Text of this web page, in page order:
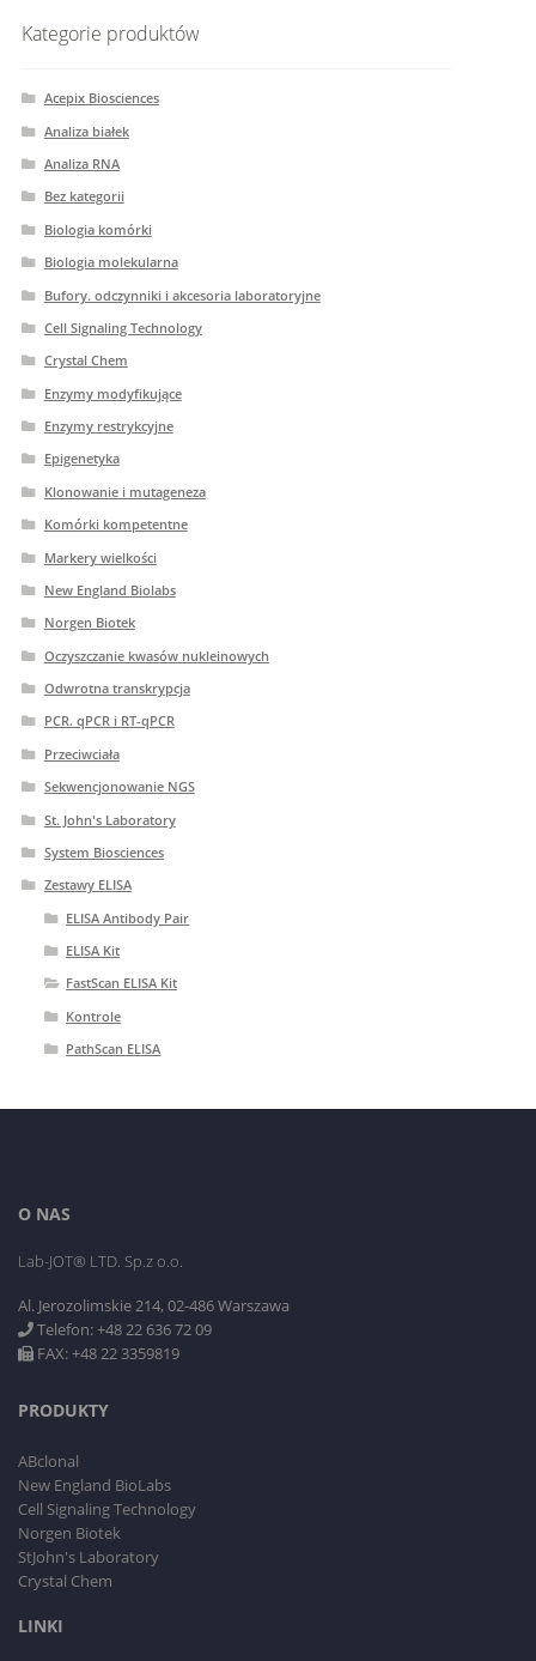
Kategorie produktów
Acepix Biosciences
Analiza białek
Analiza RNA
Bez kategorii
Biologia komórki
Biologia molekularna
Bufory. odczynniki i akcesoria laboratoryjne
Cell Signaling Technology
Crystal Chem
Enzymy modyfikujące
Enzymy restrykcyjne
Epigenetyka
Klonowanie i mutageneza
Komórki kompetentne
Markery wielkości
New England Biolabs
Norgen Biotek
Oczyszczanie kwasów nukleinowych
Odwrotna transkrypcja
PCR. qPCR i RT-qPCR
Przeciwciała
Sekwencjonowanie NGS
St. John's Laboratory
System Biosciences
Zestawy ELISA
ELISA Antibody Pair
ELISA Kit
FastScan ELISA Kit
Kontrole
PathScan ELISA
O NAS
Lab-JOT® LTD. Sp.z o.o.
Al. Jerozolimskie 214, 02-486 Warszawa
Telefon: +48 22 636 72 09
FAX: +48 22 3359819
PRODUKTY
ABclonal
New England BioLabs
Cell Signaling Technology
Norgen Biotek
StJohn's Laboratory
Crystal Chem
LINKI